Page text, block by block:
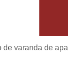
de varanda de